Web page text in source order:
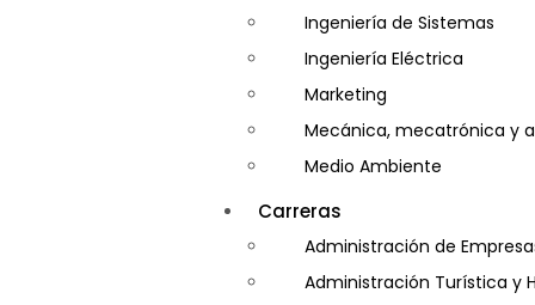
Ingeniería de Sistemas
Ingeniería Eléctrica
Marketing
Mecánica, mecatrónica y
Medio Ambiente
Minería e Hidrocarburos
Salud y Psicología
Seguridad
Carreras
Administración de
Administración Turística y